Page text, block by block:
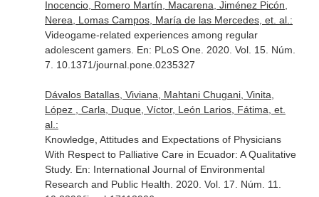
Inocencio, Romero Martín, Macarena, Jiménez Picón,
Nerea, Lomas Campos, María de las Mercedes, et. al.:
Videogame-related experiences among regular
adolescent gamers. En: PLoS One. 2020. Vol. 15. Núm.
7. 10.1371/journal.pone.0235327
Dávalos Batallas, Viviana, Mahtani Chugani, Vinita,
López , Carla, Duque, Víctor, León Larios, Fátima, et.
al.:
Knowledge, Attitudes and Expectations of Physicians
With Respect to Palliative Care in Ecuador: A Qualitative
Study. En: International Journal of Environmental
Research and Public Health . 2020. Vol. 17. Núm. 11.